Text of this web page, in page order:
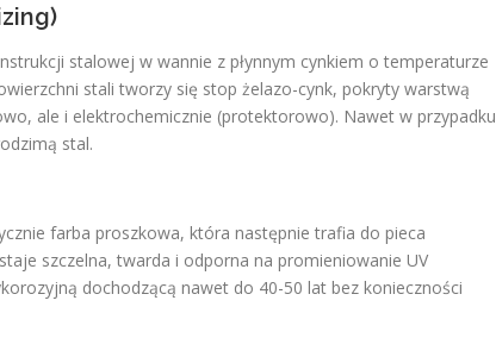
stalowej w wannie z płynnym cynkiem o temperaturze
stali tworzy się stop żelazo-cynk, pokryty warstwą
ale i elektrochemicznie (protektorowo). Nawet w przypadku
stal.
farba proszkowa, która następnie trafia do pieca
szczelna, twarda i odporna na promieniowanie UV
dochodzącą nawet do 40-50 lat bez konieczności